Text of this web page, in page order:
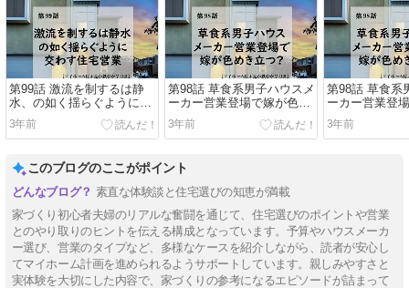
第99話 激流を制するは静
水、の如く揺らぐように交
わす住宅営業
3年前
第98話 草食系男子ハウスメ
ーカー営業登場で嫁が色め
き立つ？
3年前
第98話 草食系
ーカー営業登
き立つ？
3年前
このブログのここがポイント
素直な体験談と住宅選びの知恵が満載
家づくり初心者夫婦のリアルな奮闘を通じて、住宅選びのポイントや営業
とのやり取りのヒントを伝える構成となっています。予算やハウスメーカ
ー選び、営業のタイプなど、多様なケースを紹介しながら、読者が安心し
てマイホーム計画を進められるようサポートしています。親しみやすさと
実体験を大切にした内容で、家づくりの参考になるエピソードが詰まって